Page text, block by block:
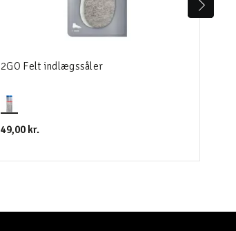
2GO Felt indlægssåler
49,00 kr.